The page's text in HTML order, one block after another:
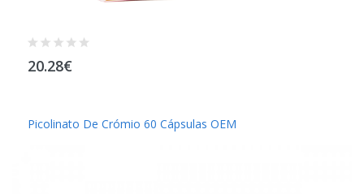
20.28€
Picolinato De Crómio 60 Cápsulas OEM